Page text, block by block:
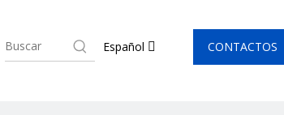
Español CONTACTOS